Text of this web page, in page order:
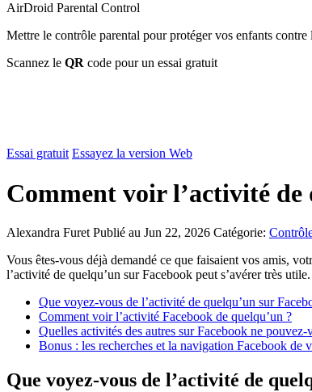
AirDroid Parental Control
Mettre le contrôle parental pour protéger vos enfants contre
Scannez le QR code pour un essai gratuit
Essai gratuit Essayez la version Web
Comment voir l’activité de
Alexandra Furet Publié au Jun 22, 2026 Catégorie:
Vous êtes-vous déjà demandé ce que faisaient vos amis,
l’activité de quelqu’un sur Facebook peut s’avérer très
Que voyez-vous de l’activité de quelqu’un sur
Comment voir l’activité Facebook de quelqu’un ?
Quelles activités des autres sur Facebook ne pouvez-
Bonus : les recherches et la navigation Facebook de
Que voyez-vous de l’activité de